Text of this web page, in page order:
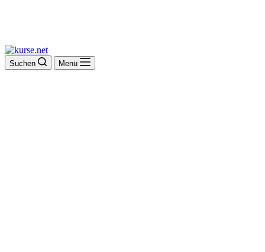
Suchen Menü